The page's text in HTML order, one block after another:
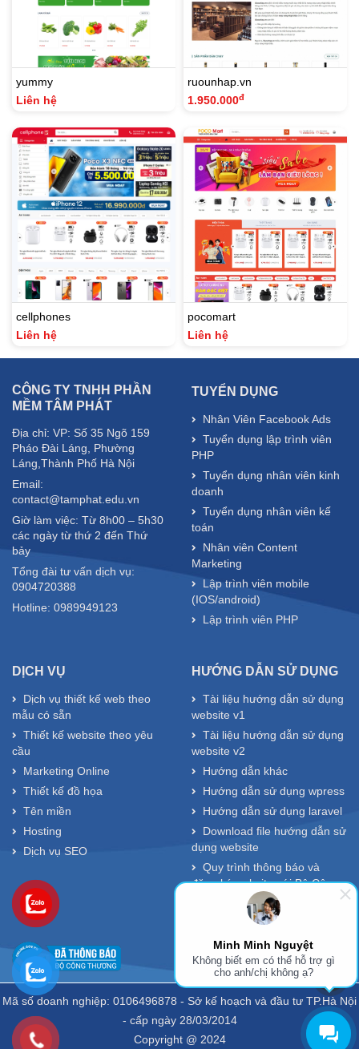
yummy
Liên hệ
ruounhap.vn
1.950.000đ
cellphones
Liên hệ
pocomart
Liên hệ
CÔNG TY TNHH PHẦN
MỀM TÂM PHÁT
Địa chỉ: VP: Số 35 Ngõ 159
Pháo Đài Láng, Phường
Láng,Thành Phố Hà Nội
Email:
contact@tamphat.edu.vn
Giờ làm việc: Từ 8h00 – 5h30
các ngày từ thứ 2 đến Thứ
bảy
Tổng đài tư vấn dịch vụ:
0904720388
Hotline: 0989949123
TUYỂN DỤNG
Nhân Viên Facebook Ads
Tuyển dụng lập trình viên
PHP
Tuyển dụng nhân viên kinh
doanh
Tuyển dụng nhân viên kế
toán
Nhân viên Content
Marketing
Lập trình viên mobile
(IOS/android)
Lập trình viên PHP
DỊCH VỤ
Dịch vụ thiết kế web theo
mẫu có sẵn
Thiết kế website theo yêu
cầu
Marketing Online
Thiết kế đồ họa
Tên miền
Hosting
Dịch vụ SEO
HƯỚNG DẪN SỬ DỤNG
Tài liệu hướng dẫn sử dụng
website v1
Tài liệu hướng dẫn sử dụng
website v2
Hướng dẫn khác
Hướng dẫn sử dụng wpress
Hướng dẫn sử dụng laravel
Download file hướng dẫn sử
dụng website
Quy trình thông báo và
đăng ký website với Bộ Công
Mã số doanh nghiệp: 0106496878 - Sở kế hoạch và đầu tư TP.Hà Nội
- cấp ngày 28/03/2014
Copyright @ 2024
Minh Minh Nguyệt
Không biết em có thể hỗ trợ gì
cho anh/chị không ạ?